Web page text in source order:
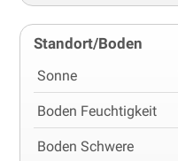
Standort/Boden
Sonne
Boden Feuchtigkeit
Boden Schwere